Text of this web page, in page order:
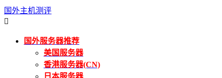
国外主机测评

国外服务器推荐
美国服务器
香港服务器(CN)
日本服务器